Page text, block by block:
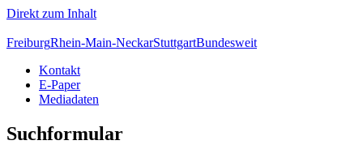
Direkt zum Inhalt
FreiburgRhein-Main-NeckarStuttgartBundesweit
Kontakt
E-Paper
Mediadaten
Suchformular